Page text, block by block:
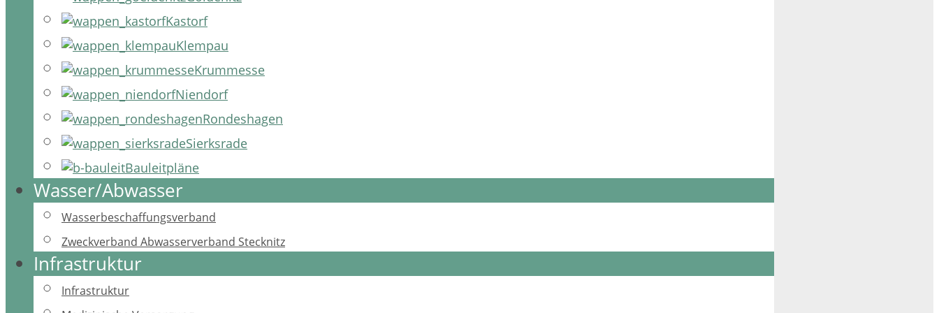
Kastorf
Klempau
Krummesse
Niendorf
Rondeshagen
Sierksrade
Bauleitpläne
Wasser/Abwasser
Wasserbeschaffungsverband
Zweckverband Abwasserverband Stecknitz
Infrastruktur
Infrastruktur